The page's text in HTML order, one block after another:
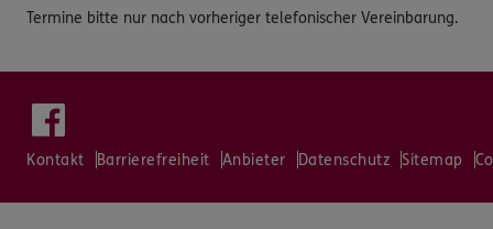
Termine bitte nur nach vorheriger telefonischer Vereinbarung.
Kontakt Barrierefreiheit Anbieter Datenschutz Sitemap